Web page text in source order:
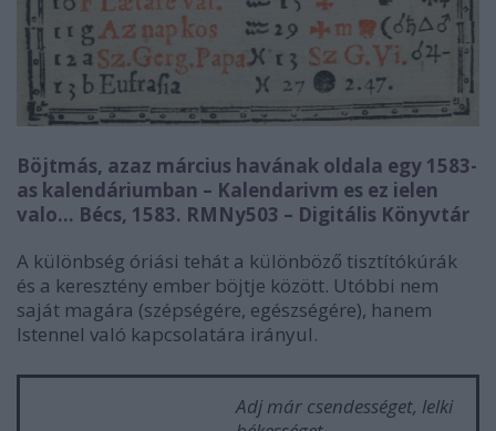
Böjtmás, azaz március havának oldala egy 1583-
as kalendáriumban – Kalendarivm es ez ielen
valo… Bécs, 1583. RMNy503 – Digitális Könyvtár
A különbség óriási tehát a különböző tisztítókúrák
és a keresztény ember böjtje között. Utóbbi nem
saját magára (szépségére, egészségére), hanem
Istennel való kapcsolatára irányul.
Adj már csendességet, lelki